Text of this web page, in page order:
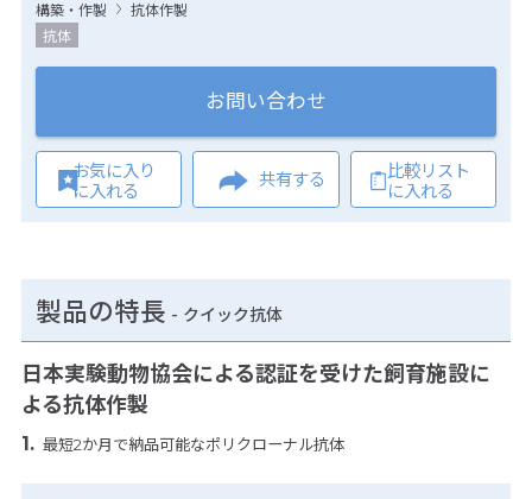
構築・作製
抗体作製
抗体
お問い合わせ
お気に入り
に入れる
共有する
比較リスト
に入れる
製品の特長 - クイック抗体
日本実験動物協会による認証を受けた飼育施設に
よる抗体作製
最短2か月で納品可能なポリクローナル抗体